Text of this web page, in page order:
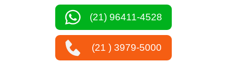
(21) 96411-4528
(21 ) 3979-5000